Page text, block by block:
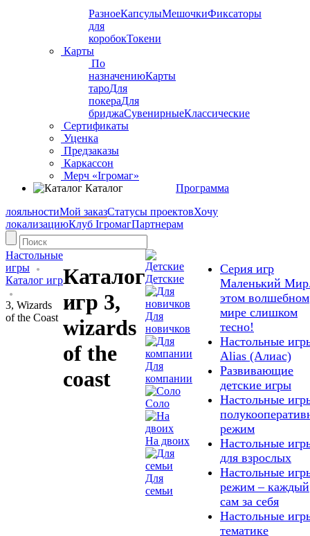
РазноеКапсулыМешочкиФиксаторы
для
коробокТокени
Карты
По
назначениюКарты
тароДля
покераДля
бриджаСувенирныеКлассические
Сертификаты
Уценка
Предзаказы
Каркассон
Мерч «Ігромаг»
Каталог
Программа
лояльностиМой заказСтатусы проектовХочу
локализациюКлуб ІгромагПартнерам
Настольные
игры
Каталог игр
3, Wizards
of the Coast
Каталог
игр 3,
wizards
of the
coast
Детские
Для
новичков
Для
компании
Соло
На двоих
Для
семьи
Серия игр
Маленький
этом волшебном
мире слишком
тесно!
Настольные
Alias (Алиас)
Развивающие
детские игры
Настольные
режим
Настольные
для взрослых
Настольные
режим – каждый
сам за себя
Настольные
тематике